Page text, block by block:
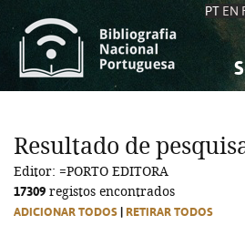
PT EN
Resultado de
Editor: =PORTO EDITORA
17309 registos encontrados
ADICIONAR TODOS RETIRAR TODOS